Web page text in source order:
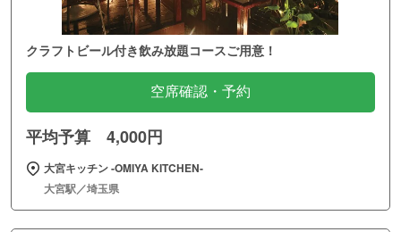
クラフトビール付き飲み放題コースご用意！
空席確認・予約
平均予算 4,000円
大宮キッチン ‐OMIYA KITCHEN‐
大宮駅／埼玉県